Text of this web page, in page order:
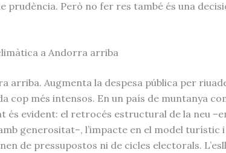
prudència. Però no fer res també és una
a Andorra arriba
arriba. Augmenta la despesa pública per
cop més intensos. En un país de muntanya
és evident: el retrocés estructural de la neu
generositat–, l’impacte en el model turístic
de pressupostos ni de cicles electorals.